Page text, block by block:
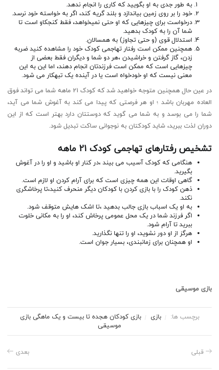
به طور جدی به او بگویید که کاری را انجام ندهد.
خود را بر روی زمین بیاندازد و بلند گریه کند، اگر به خواسته خود نرسد.
درخواست برای چیزهایی که او حتی نمیخواهد، فقط کنجکاو است تا
شما آن را به کودک بدهید.
استدلال قوی (و حتی تجاوز) به همسالان.
همچنین ممکن است رفتار تهاجمی کودک خود را مشاهده کنید ضربه
زدن، گاز گرفتن و خراشیدن ،هر دو شما و دیگران فقط بعضی از
چیزهایی است که ممکن است فرزندتان انجام دهند، اما این به این
معنی نیست که او خودخواه است یا در آینده یک تبهکار می شود.
در عین حال همچنین متوجه خواهید شد که کودک 21 ماهه شما می تواند فوق
العاده مهربان باشد ؛ او هر فرصتی که پیدا می کند به آغوش شما می آید،
شما را می بوسد و به شما می گوید که دوستتان دارد بهتر است که از این
دوران لذت ببرید، شاید کودکتان به نوجوانی ساکت تبدیل شود.
تشخیص رفتارهای تهاجمی کودک 21 ماهه
هنگامی که کودک آسیب می بیند ،در کنار او باشید و او را در آغوش
بگیرید.
گاهی اوقات این همه چیزی است که برای آرام کردن او لازم است.
ذهن کودک را با بازی کردن با کودکان دیگر منحرف کنید،تا پرخاشگری
نکند.
به او یک اسباب بازی جالب بدهید ،تا اشک هایش متوقف شود.
اگر فرزند شما در یک محل عمومی پرخاش کند، او را به مکانی خلوت
ببرید تا آرام شود.
هرگز از او دور نشوید، او را تنها نگذارید.
او همچنان برای زمانبندی، بسیار جوان است.
بازی موسیقی
برچسب ها: بازی بازی کودکان هجده تا بیست و یک ماهگی بازی
موسیقی
قبلی بعدی